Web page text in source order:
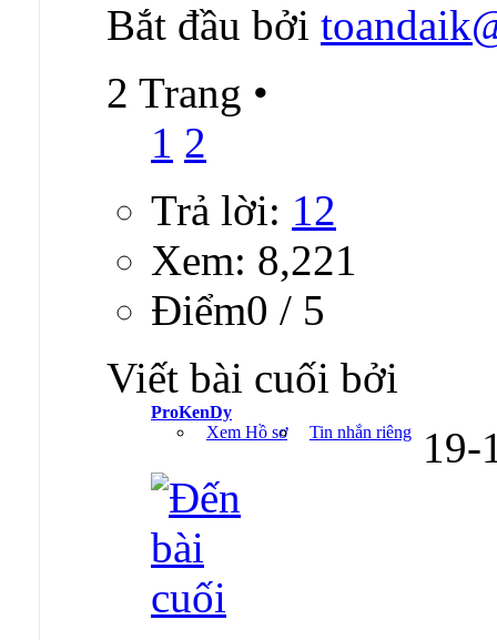
Bắt đầu bởi
2 Trang •
1 2
Trả lời: 12
Xem: 8,221
Ðiểm0 / 5
Viết bài cuối bởi
ProKenDy
Xem Hồ sơ
Tin nhắn riêng